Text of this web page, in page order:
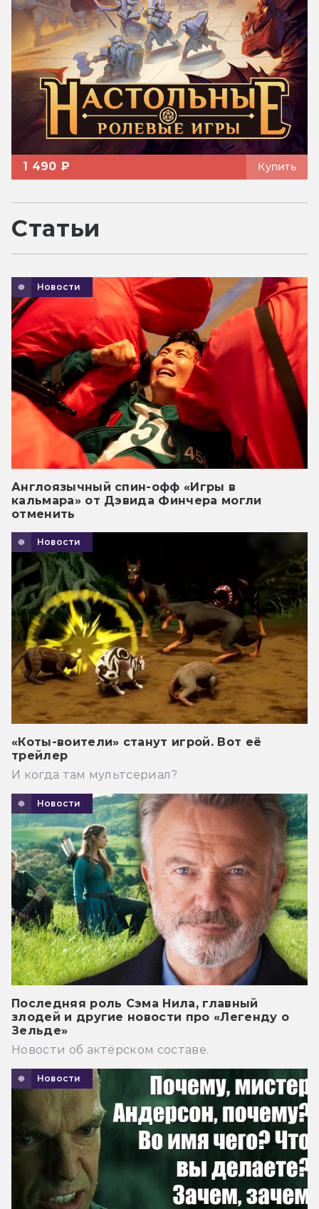
1 490 ₽ Купить
Статьи
Новости
Англоязычный спин-офф «Игры в
кальмара» от Дэвида Финчера могли
отменить
Новости
«Коты-воители» станут игрой. Вот её
трейлер
И когда там мультсериал?
Новости
Последняя роль Сэма Нила, главный
злодей и другие новости про «Легенду о
Зельде»
Новости об актёрском составе.
Новости